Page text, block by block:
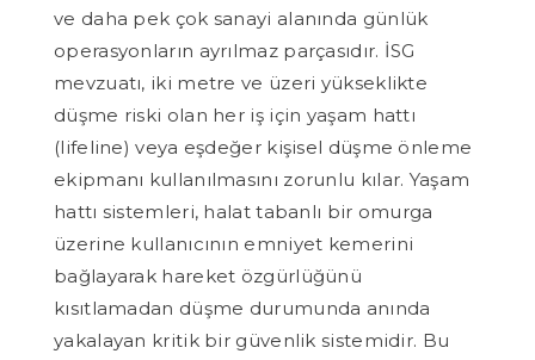
ve daha pek çok sanayi alanında günlük
operasyonların ayrılmaz parçasıdır. İSG
mevzuatı, iki metre ve üzeri yükseklikte
düşme riski olan her iş için yaşam hattı
(lifeline) veya eşdeğer kişisel düşme önleme
ekipmanı kullanılmasını zorunlu kılar. Yaşam
hattı sistemleri, halat tabanlı bir omurga
üzerine kullanıcının emniyet kemerini
bağlayarak hareket özgürlüğünü
kısıtlamadan düşme durumunda anında
yakalayan kritik bir güvenlik sistemidir. Bu